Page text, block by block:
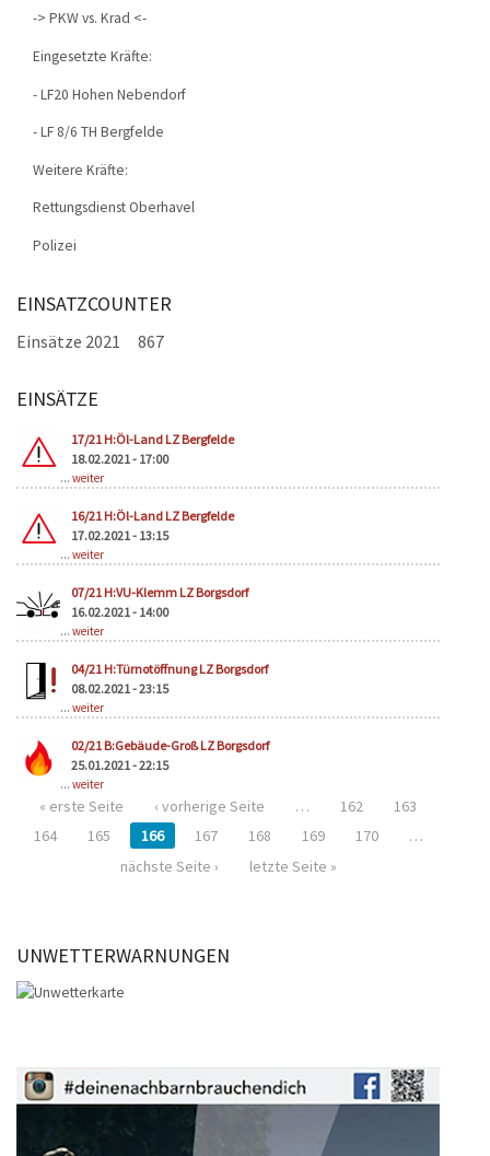
-> PKW vs. Krad <-
Eingesetzte Kräfte:
- LF20 Hohen Nebendorf
- LF 8/6 TH Bergfelde
Weitere Kräfte:
Rettungsdienst Oberhavel
Polizei
EINSATZCOUNTER
Einsätze 2021 867
EINSÄTZE
17/21 H:Öl-Land LZ Bergfelde
18.02.2021 - 17:00
... weiter
16/21 H:Öl-Land LZ Bergfelde
17.02.2021 - 13:15
... weiter
07/21 H:VU-Klemm LZ Borgsdorf
16.02.2021 - 14:00
... weiter
04/21 H:Türnotöffnung LZ Borgsdorf
08.02.2021 - 23:15
... weiter
02/21 B:Gebäude-Groß LZ Borgsdorf
25.01.2021 - 22:15
... weiter
Seiten
« erste Seite ‹ vorherige Seite … 162
163
164
165 166 167 168 169 170
…
nächste Seite ›
letzte Seite »
UNWETTERWARNUNGEN